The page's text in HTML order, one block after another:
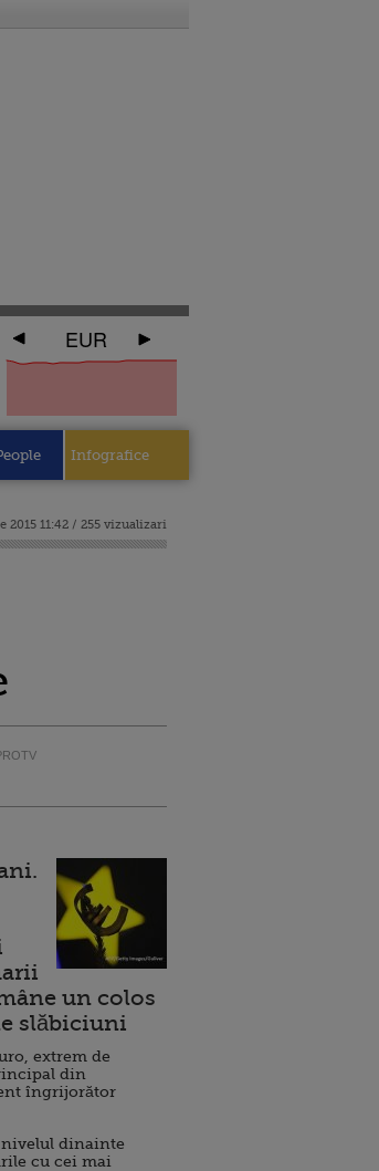
EUR
Infografice
2015 11:42 / 255 vizualizari
un colos
slăbiciuni
extrem de
din
îngrijorător
nivelul dinainte
cu cei mai